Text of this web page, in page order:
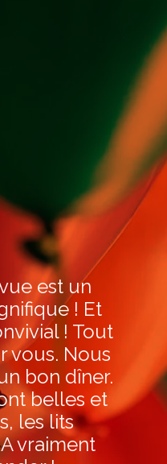
paradis.
La vue
Les
Reiki est
est